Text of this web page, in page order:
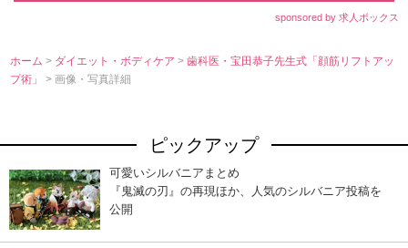
sponsored by 求人ボックス
ホーム > ダイエット・ボディケア>歯科医・宝田恭子先生式「顔筋リフトアッ
プ術」> 画像・写真詳細
ピックアップ
可愛いシルバニアまとめ
『鬼滅の刃』の再現ほか、人気のシルバニア投稿を
公開